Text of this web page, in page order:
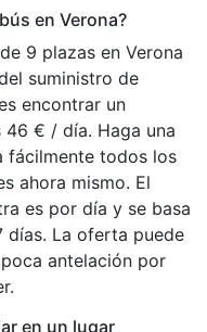
en Verona?
9 plazas en Verona
suministro de
encontrar un
46 € / día. Haga una
fácilmente todos los
ahora mismo. El
es por día y se basa
días. La oferta puede
antelación por
en un lugar